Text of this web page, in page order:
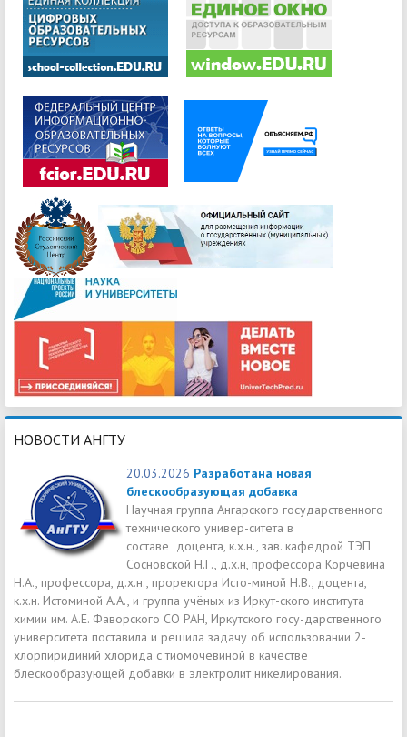
НОВОСТИ АНГТУ
20.03.2026 Разработана новая
блескообразующая добавка
Научная группа Ангарского государственного
технического универ-ситета в
составе доцента, к.х.н., зав. кафедрой ТЭП
Сосновской Н.Г., д.х.н, профессора Корчевина
Н.А., профессора, д.х.н., проректора Исто-миной Н.В., доцента,
к.х.н. Истоминой А.А., и группа учёных из Иркут-ского института
химии им. А.Е. Фаворского СО РАН, Иркутского госу-дарственного
университета поставила и решила задачу об использовании 2-
хлорпиридиний хлорида с тиомочевиной в качестве
блескообразующей добавки в электролит никелирования.